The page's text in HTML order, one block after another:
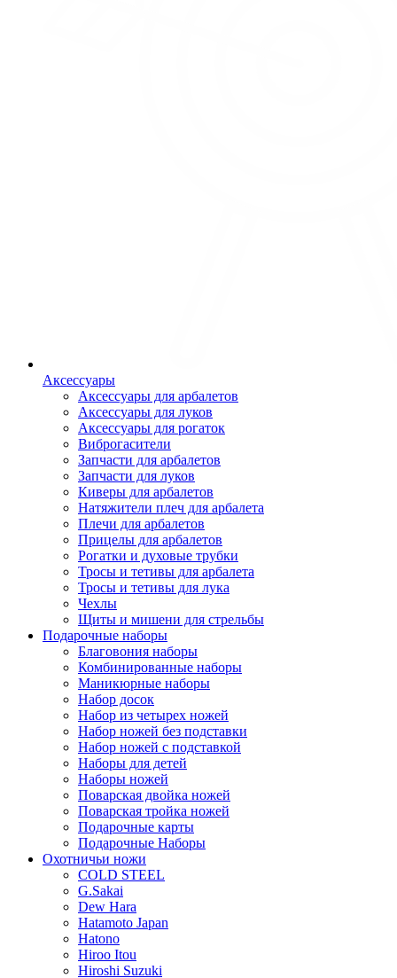
Аксессуары
Аксессуары для арбалетов
Аксессуары для луков
Аксессуары для рогаток
Виброгасители
Запчасти для арбалетов
Запчасти для луков
Киверы для арбалетов
Натяжители плеч для арбалета
Плечи для арбалетов
Прицелы для арбалетов
Рогатки и духовые трубки
Тросы и тетивы для арбалета
Тросы и тетивы для лука
Чехлы
Щиты и мишени для стрельбы
Подарочные наборы
Благовония наборы
Комбинированные наборы
Маникюрные наборы
Набор досок
Набор из четырех ножей
Набор ножей без подставки
Набор ножей с подставкой
Наборы для детей
Наборы ножей
Поварская двойка ножей
Поварская тройка ножей
Подарочные карты
Подарочные Наборы
Охотничьи ножи
COLD STEEL
G.Sakai
Dew Hara
Hatamoto Japan
Hatono
Hiroo Itou
Hiroshi Suzuki